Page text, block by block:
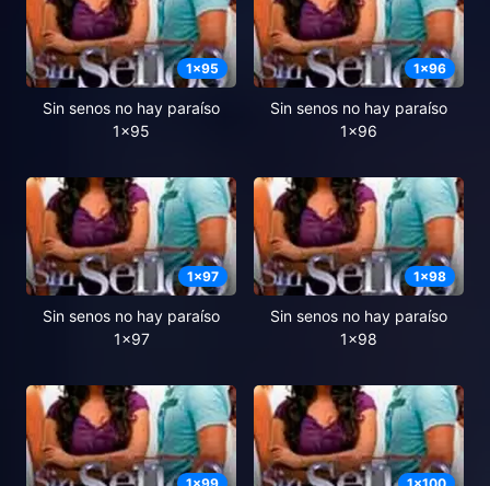
1x95
Sin senos no hay paraíso
1x95
1x96
Sin senos no hay paraíso
1x96
1x97
Sin senos no hay paraíso
1x97
1x98
Sin senos no hay paraíso
1x98